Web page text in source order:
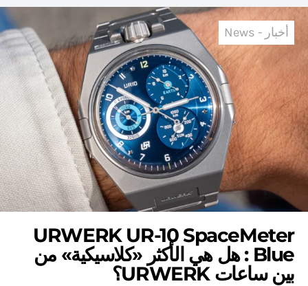
أخبار - News
URWERK UR-10 SpaceMeter
Blue : هل هي الأكثر «كلاسيكية» من
بين ساعات URWERK؟